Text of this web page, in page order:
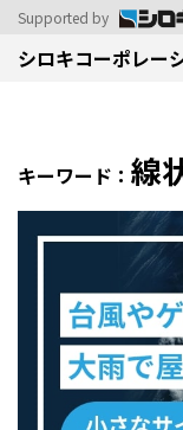
シロキコーポレー
Supported by
キーワード： 線